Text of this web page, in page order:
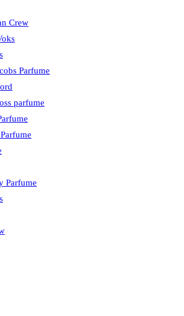
Crew
Parfume
parfume
Parfume